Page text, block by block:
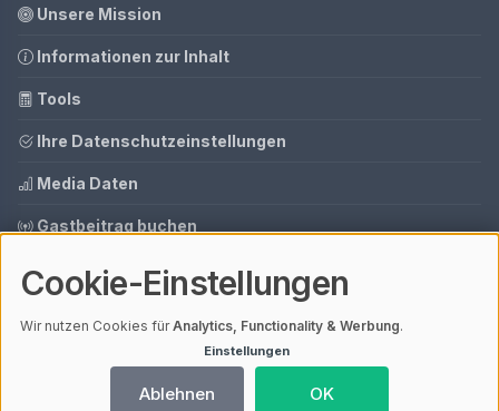
Unsere Mission
Informationen zur Inhalt
Tools
Ihre Datenschutzeinstellungen
Media Daten
Gastbeitrag buchen
Mit einemⓘ Affiliate-Linkgekennzeichnete Links unterstützen unsere
Arbeit – ohne Mehrkosten für dich. Als Amazon-Partner verdiene ich an
qualifizierten Verkäufen.
Ladezeit 0,08s | Cache: APCu
Cookie-Einstellungen
Wir nutzen Cookies fürAnalytics, Functionality & Werbung.
Einstellungen
Ablehnen OK